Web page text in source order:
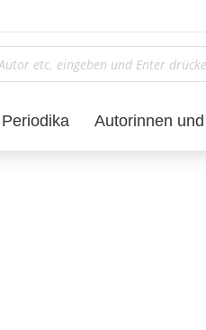
Periodika Autorinnen